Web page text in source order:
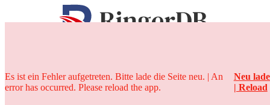
25 Jahre
Es ist ein Fehler aufgetreten. Bitte lade die Seite neu. | An
error has occurred. Please reload the app.
Neu
| Reload